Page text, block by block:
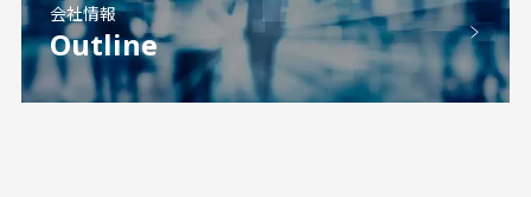
会社情報
Outline